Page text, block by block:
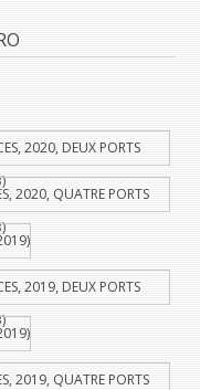
2020, DEUX PORTS
2020, QUATRE PORTS
2019, DEUX PORTS
2019, QUATRE PORTS